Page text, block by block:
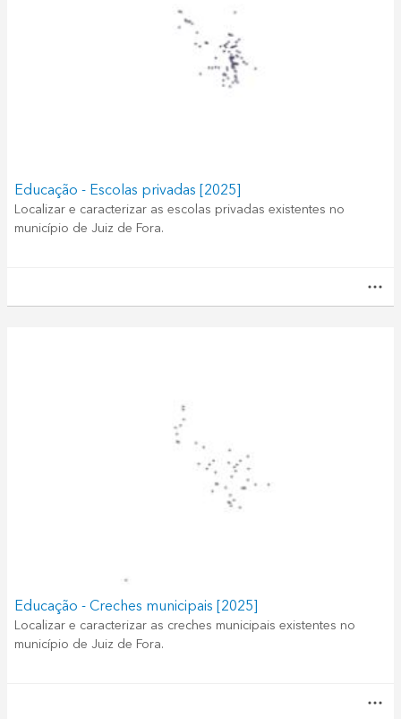
Educação - Escolas privadas [2025]
Localizar e caracterizar as escolas privadas existentes no
município de Juiz de Fora.
Educação - Creches municipais [2025]
Localizar e caracterizar as creches municipais existentes no
município de Juiz de Fora.